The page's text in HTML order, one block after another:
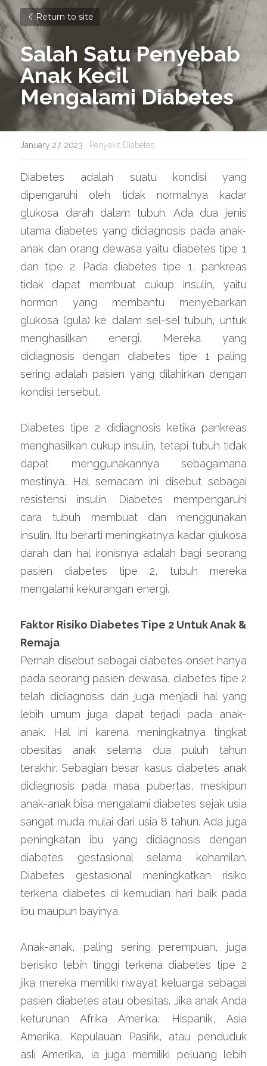
Return to site
Salah Satu Penyebab
Anak Kecil
Mengalami Diabetes
January 27, 2023 · Penyakit Diabetes
Diabetes adalah suatu kondisi yang
dipengaruhi oleh tidak normalnya kadar
glukosa darah dalam tubuh. Ada dua jenis
utama diabetes yang didiagnosis pada anak-
anak dan orang dewasa yaitu diabetes tipe 1
dan tipe 2. Pada diabetes tipe 1, pankreas
tidak dapat membuat cukup insulin, yaitu
hormon yang membantu menyebarkan
glukosa (gula) ke dalam sel-sel tubuh, untuk
menghasilkan energi. Mereka yang
didiagnosis dengan diabetes tipe 1 paling
sering adalah pasien yang dilahirkan dengan
kondisi tersebut.
Diabetes tipe 2 didiagnosis ketika pankreas
menghasilkan cukup insulin, tetapi tubuh tidak
dapat menggunakannya sebagaimana
mestinya. Hal semacam ini disebut sebagai
resistensi insulin. Diabetes mempengaruhi
cara tubuh membuat dan menggunakan
insulin. Itu berarti meningkatnya kadar glukosa
darah dan hal ironisnya adalah bagi seorang
pasien diabetes tipe 2, tubuh mereka
mengalami kekurangan energi.
Faktor Risiko Diabetes Tipe 2 Untuk Anak &
Remaja
Pernah disebut sebagai diabetes onset hanya
pada seorang pasien dewasa, diabetes tipe 2
telah didiagnosis dan juga menjadi hal yang
lebih umum juga dapat terjadi pada anak-
anak. Hal ini karena meningkatnya tingkat
obesitas anak selama dua puluh tahun
terakhir. Sebagian besar kasus diabetes anak
didiagnosis pada masa pubertas, meskipun
anak-anak bisa mengalami diabetes sejak usia
sangat muda mulai dari usia 8 tahun. Ada juga
peningkatan ibu yang didiagnosis dengan
diabetes gestasional selama kehamilan.
Diabetes gestasional meningkatkan risiko
terkena diabetes di kemudian hari baik pada
ibu maupun bayinya.
Anak-anak, paling sering perempuan, juga
berisiko lebih tinggi terkena diabetes tipe 2
jika mereka memiliki riwayat keluarga sebagai
pasien diabetes atau obesitas. Jika anak Anda
keturunan Afrika Amerika, Hispanik, Asia
Amerika, Kepulauan Pasifik, atau penduduk
asli Amerika, ia juga memiliki peluang lebih